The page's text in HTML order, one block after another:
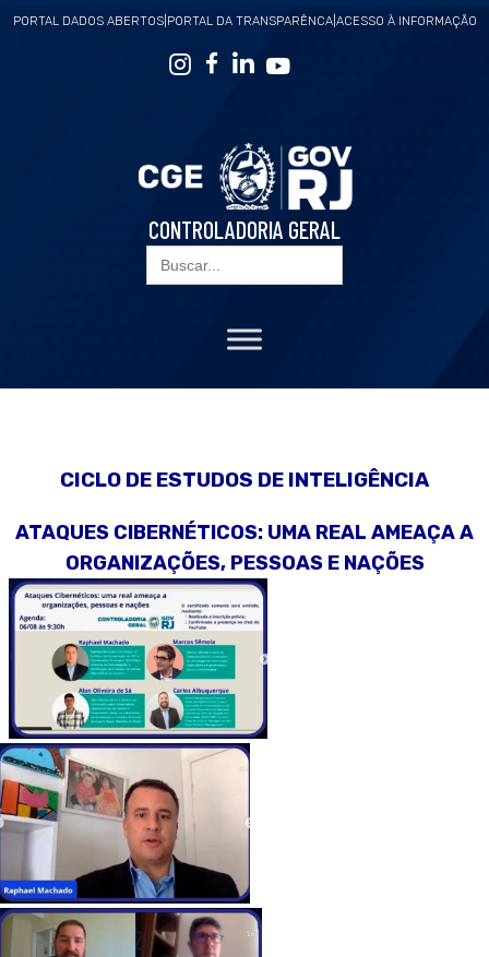
PORTAL DADOS ABERTOS| PORTAL DA TRANSPARÊNCA| ACESSO À INFORMAÇÃO
CONTROLADORIA GERAL
Search
for:
CICLO DE ESTUDOS DE INTELIGÊNCIA
ATAQUES CIBERNÉTICOS: UMA REAL AMEAÇA A
ORGANIZAÇÕES, PESSOAS E NAÇÕES